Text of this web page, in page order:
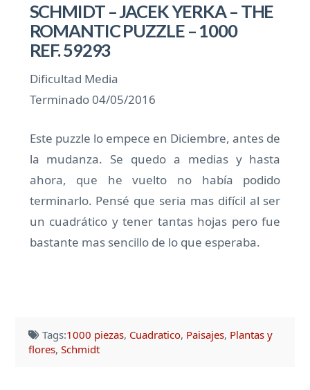
SCHMIDT – JACEK YERKA – THE
ROMANTIC PUZZLE – 1000
REF. 59293
Dificultad Media
Terminado 04/05/2016
Este puzzle lo empece en Diciembre, antes de
la mudanza. Se quedo a medias y hasta
ahora, que he vuelto no había podido
terminarlo. Pensé que seria mas difícil al ser
un cuadrático y tener tantas hojas pero fue
bastante mas sencillo de lo que esperaba.
Tags:1000 piezas, Cuadratico, Paisajes, Plantas y
flores,Schmidt